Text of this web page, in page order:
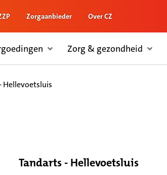
Zorgaanbieder Over CZ
Zorg & gezondheid
Hellevoetsluis
Tandarts - Hellevoetsluis